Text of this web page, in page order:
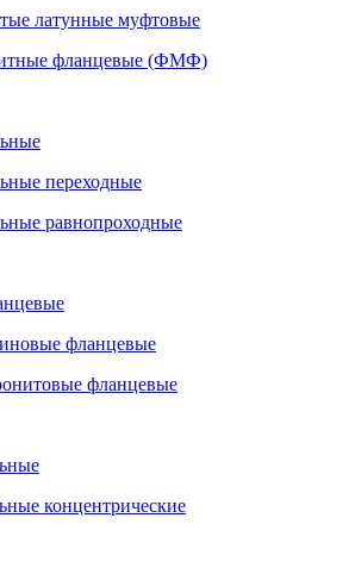
латунные муфтовые
фланцевые (ФМФ)
переходные
равнопроходные
фланцевые
фланцевые
концентрические